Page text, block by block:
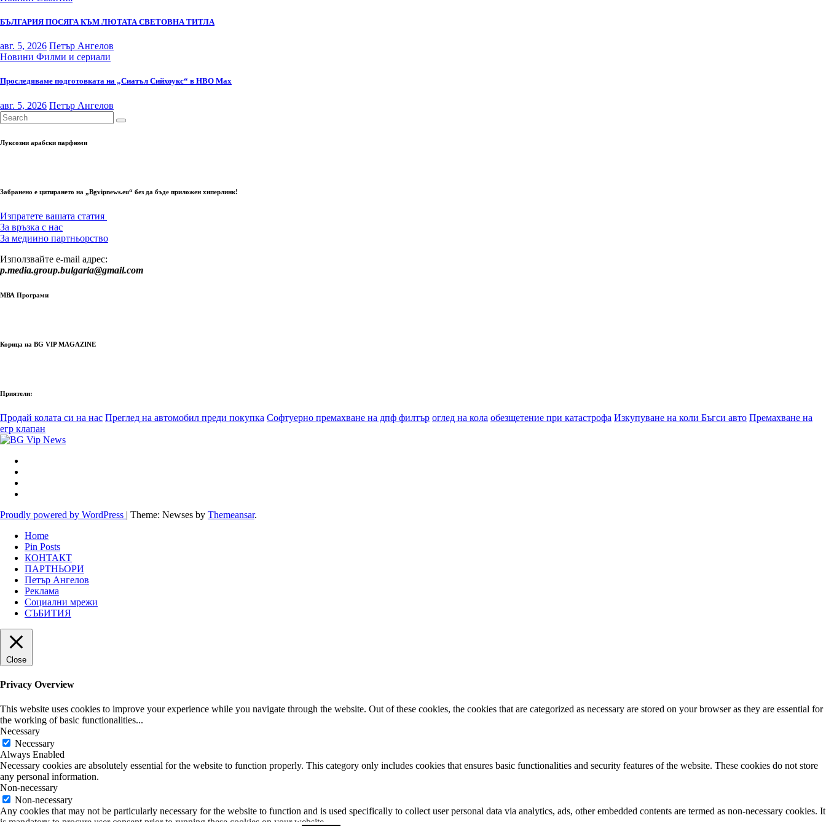
БЪЛГАРИЯ ПОСЯГА КЪМ ЛЮТАТА СВЕТОВНА ТИТЛА
авг. 5, 2026 Петър Ангелов
Новини Филми и сериали
Проследяваме подготовката на „Сиатъл Сийхоукс“ в HBO Max
авг. 5, 2026 Петър Ангелов
Луксозни арабски парфюми
Забранено е цитирането на „Bgvipnews.eu“ без да бъде приложен хиперлинк!
Изпратете вашата статия
За връзка с нас
За медиино партньорство
Използвайте e-mail адрес:
p.media.group.bulgaria@gmail.com
МВА Програми
Корица на BG VIP MAGAZINE
Приятели:
Продай колата си на нас Преглед на автомобил преди покупка Софтуерно премахване на дпф филтър оглед на кола обезщетение при катастрофа Изкупуване на коли Бъгси авто Премахване на
егр клапан
Proudly powered by WordPress | Theme: Newses by Themeansar.
Home
Pin Posts
КОНТАКТ
ПАРТНЬОРИ
Петър Ангелов
Реклама
Социални мрежи
СЪБИТИЯ
Close
Privacy Overview
This website uses cookies to improve your experience while you navigate through the website. Out of these cookies, the cookies that are categorized as necessary are stored on your browser as they are essential for
the working of basic functionalities...
Necessary
Necessary
Always Enabled
Necessary cookies are absolutely essential for the website to function properly. This category only includes cookies that ensures basic functionalities and security features of the website. These cookies do not store
any personal information.
Non-necessary
Non-necessary
Any cookies that may not be particularly necessary for the website to function and is used specifically to collect user personal data via analytics, ads, other embedded contents are termed as non-necessary cookies. It
is mandatory to procure user consent prior to running these cookies on your website.